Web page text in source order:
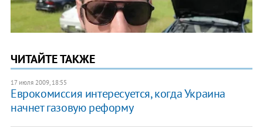
ЧИТАЙТЕ ТАКЖЕ
17 июля 2009, 18:55
Еврокомиссия интересуется, когда Украина
начнет газовую реформу